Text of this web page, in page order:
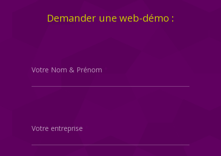
Demander une web-démo :
Votre Nom & Prénom
Votre entreprise